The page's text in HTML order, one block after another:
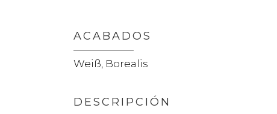
ACABADOS
Weiß, Borealis
DESCRIPCIÓN